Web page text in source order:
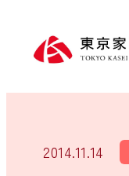
2014.11.14